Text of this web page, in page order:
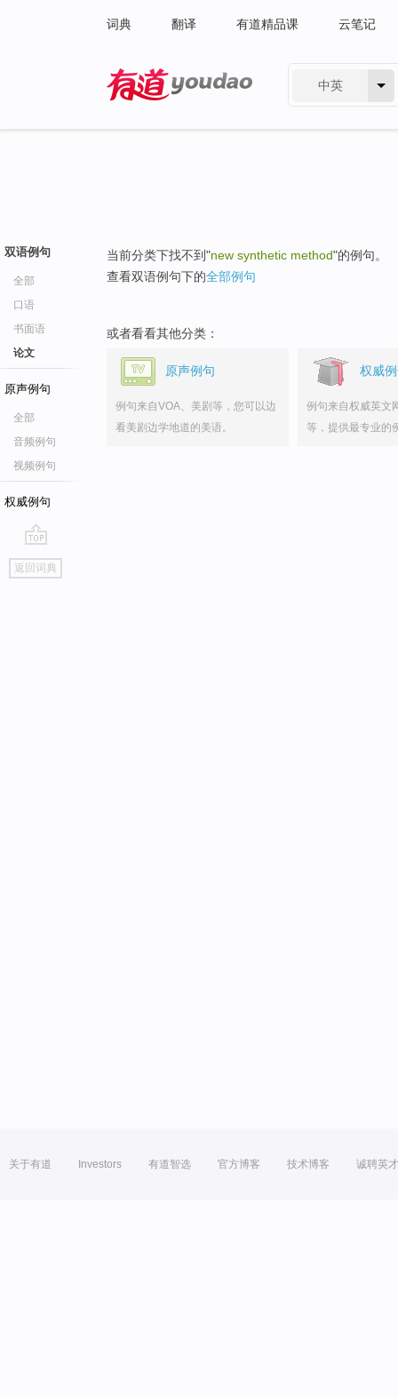
词典 翻译 有道精品课 云笔记
中英
双语例句
全部
口语
书面语
论文
原声例句
全部
音频例句
视频例句
权威例句
go
top
返回词典
当前分类下找不到"new synthetic method"的例句。
查看双语例句下的全部例句
或者看看其他分类：
原声例句
例句来自VOA、美剧等，您可以边
看美剧边学地道的美语。
权威
例句来自权威英文
等，提供最专业的
关于有道 Investors 有道智选 官方博客 技术博客 诚聘英才